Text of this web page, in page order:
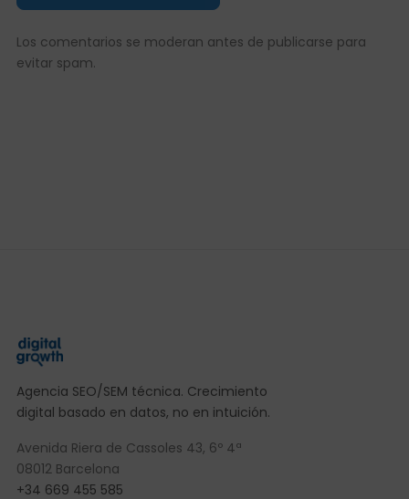
Los comentarios se moderan antes de publicarse para
evitar spam.
Agencia SEO/SEM técnica. Crecimiento
digital basado en datos, no en intuición.
Avenida Riera de Cassoles 43, 6º 4ª
08012 Barcelona
+34 669 455 585